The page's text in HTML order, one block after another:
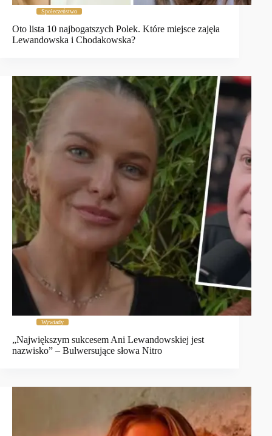
Społeczeństwo
Oto lista 10 najbogatszych Polek. Które miejsce zajęła
Lewandowska i Chodakowska?
Wywiady
„Największym sukcesem Ani Lewandowskiej jest
nazwisko” – Bulwersujące słowa Nitro